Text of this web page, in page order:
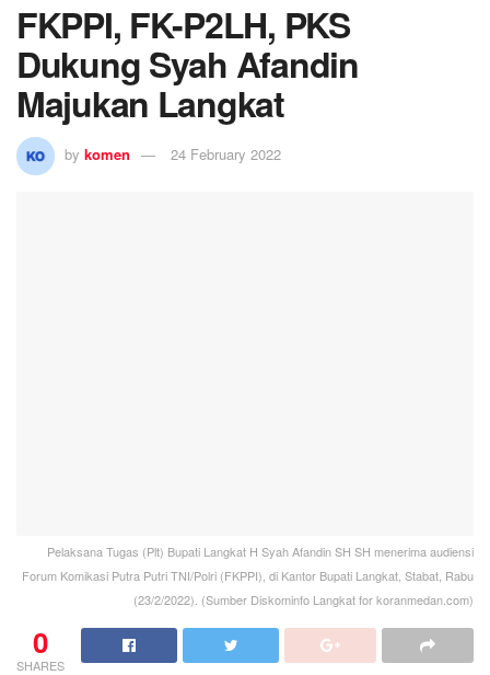
FKPPI, FK-P2LH, PKS
Dukung Syah Afandin
Majukan Langkat
by komen 24 February 2022
Pelaksana Tugas (Plt) Bupati Langkat H Syah Afandin SH SH menerima audiensi
Forum Komikasi Putra Putri TNI/Polri (FKPPI), di Kantor Bupati Langkat, Stabat, Rabu
(23/2/2022). (Sumber Diskominfo Langkat for koranmedan.com)
0
SHARES